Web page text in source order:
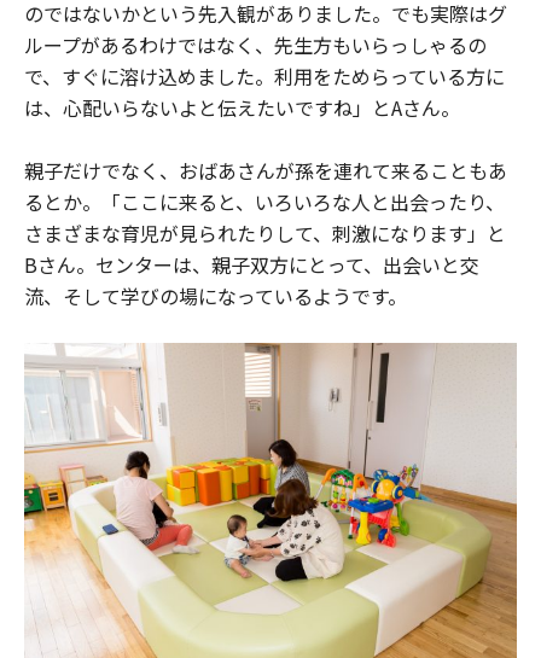
のではないかという先入観がありました。でも実際はグ
ループがあるわけではなく、先生方もいらっしゃるの
で、すぐに溶け込めました。利用をためらっている方に
は、心配いらないよと伝えたいですね」とAさん。
親子だけでなく、おばあさんが孫を連れて来ることもあ
るとか。「ここに来ると、いろいろな人と出会ったり、
さまざまな育児が見られたりして、刺激になります」と
Bさん。センターは、親子双方にとって、出会いと交
流、そして学びの場になっているようです。